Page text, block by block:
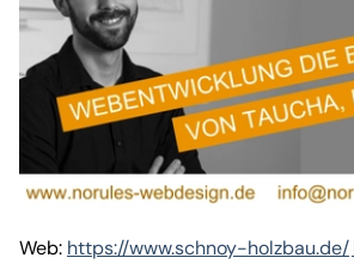
Web: https://www.schnoy-holzbau.de/